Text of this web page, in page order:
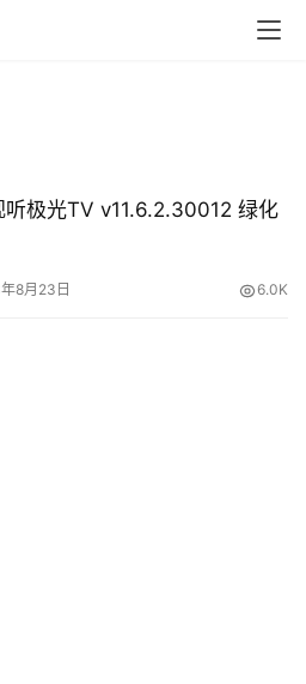
听极光TV v11.6.2.30012 绿化
8月23日 6.0K